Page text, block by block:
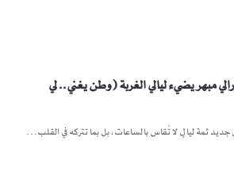
مبهر يضيء ليالي الغربة (وطن يغني.. لي
جديد ثمة ليالٍ لا تُقاس بالساعات، بل بما تتركه في القلب…